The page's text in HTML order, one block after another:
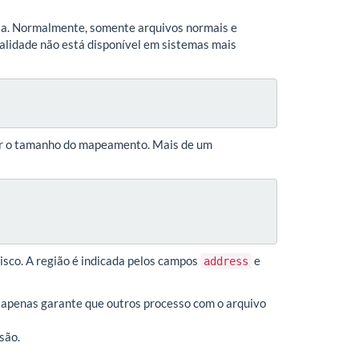
Normalmente, somente arquivos normais e
não está disponível em sistemas mais
o tamanho do mapeamento. Mais de um
A região é indicada pelos campos address e
garante que outros processo com o arquivo